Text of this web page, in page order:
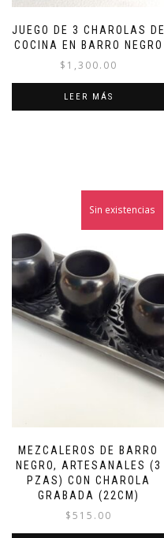
JUEGO DE 3 CHAROLAS DE
COCINA EN BARRO NEGRO
$ 1,300.00
LEER MÁS
MEZCALEROS DE BARRO
NEGRO, ARTESANALES (3
PZAS) CON CHAROLA
GRABADA (22CM)
$515.00
Sin existencias